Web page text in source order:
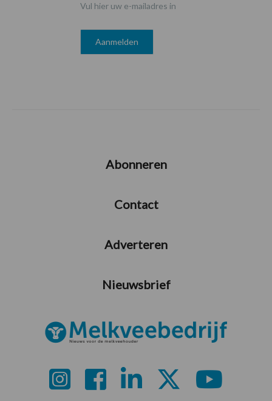
Vul hier uw e-mailadres in
Abonneren
Contact
Adverteren
Nieuwsbrief